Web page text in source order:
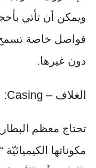
ويمكن أن تأتي
فواصل خاصة تسمح
دون غيرها.
الغلاف – Casing:
تحتاج معظم
مكوناتها